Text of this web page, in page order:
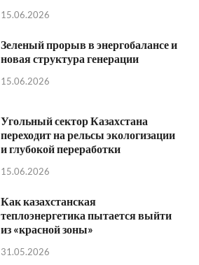
15.06.2026
Зеленый прорыв в энергобалансе и
новая структура генерации
15.06.2026
Угольный сектор Казахстана
переходит на рельсы экологизации
и глубокой переработки
15.06.2026
Как казахстанская
теплоэнергетика пытается выйти
из «красной зоны»
31.05.2026